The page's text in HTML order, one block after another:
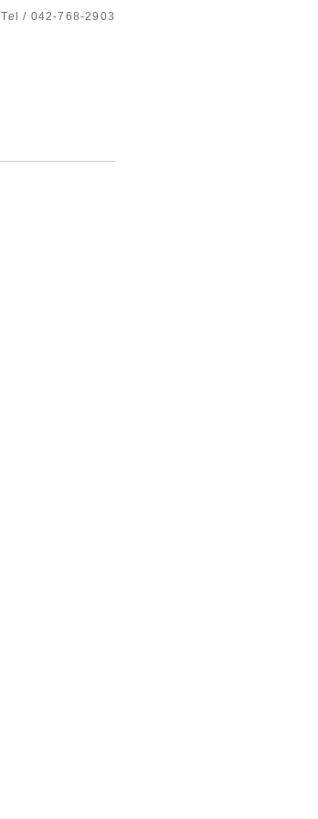
Tel / 042-768-2903